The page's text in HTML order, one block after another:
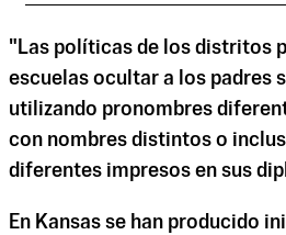
"Las políticas de los distritos
escuelas ocultar a los padres
utilizando pronombres
con nombres distintos o
diferentes impresos en sus
En Kansas se han producido